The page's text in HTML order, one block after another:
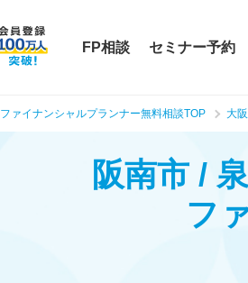
FP相談 セミナー予約
ファイナンシャルプランナー無料相談TOP 大
阪南市 /
フ